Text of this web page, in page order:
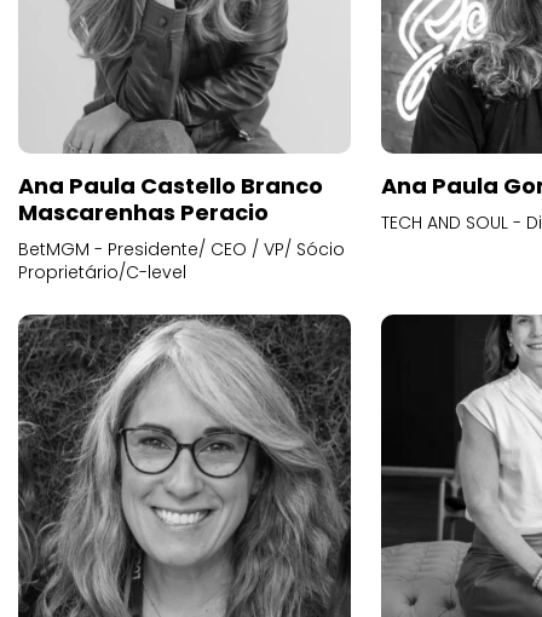
Ana Paula Castello Branco
Mascarenhas Peracio
BetMGM - Presidente/ CEO / VP/ Sócio
Proprietário/C-level
Ana Paula
TECH AND SOUL